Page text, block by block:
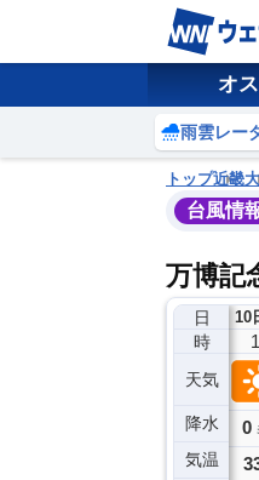
オ
雨雲レー
トップ近畿
台風情
万博記
日
時
天気
降水
気温
10
11
0ミリ
32℃
0